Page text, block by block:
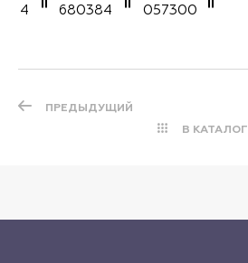
4 680384 057300
ПРЕДЫДУЩИЙ
В КАТАЛОГ